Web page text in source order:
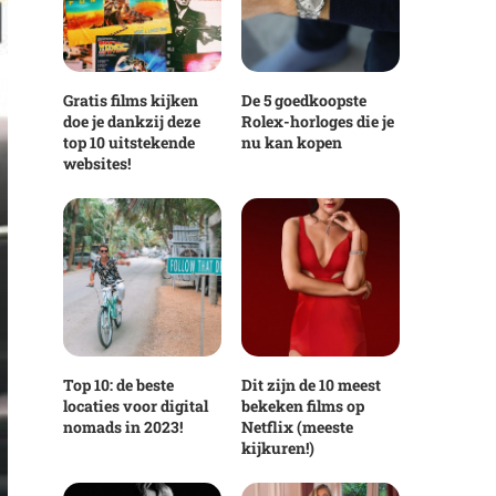
Gratis films kijken
doe je dankzij deze
top 10 uitstekende
websites!
De 5 goedkoopste
Rolex-horloges die je
nu kan kopen
Top 10: de beste
locaties voor digital
nomads in 2023!
Dit zijn de 10 meest
bekeken films op
Netflix (meeste
kijkuren!)